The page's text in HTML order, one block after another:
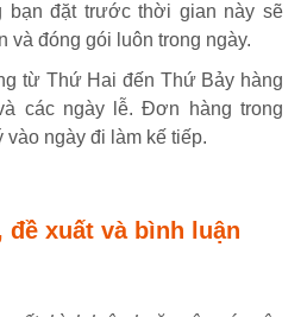
bạn đặt trước thời gian này sẽ
và đóng gói luôn trong ngày.
từ Thứ Hai đến Thứ Bảy hàng
các ngày lễ. Đơn hàng trong
ngày đi làm kế tiếp.
đề xuất và bình luận